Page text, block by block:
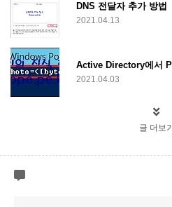
DNS 전달자 추가 방법
2021.04.13
2021.04.03
글 더보기